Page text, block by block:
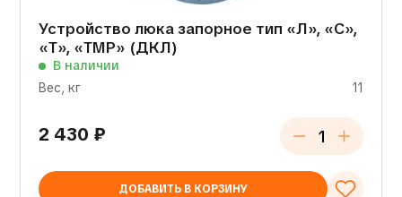
Устройство люка запорное тип «Л», «С»,
«Т», «ТМР» (ДКЛ)
В наличии
Вес, кг
11
2 430 ₽
ДОБАВИТЬ В КОРЗИНУ